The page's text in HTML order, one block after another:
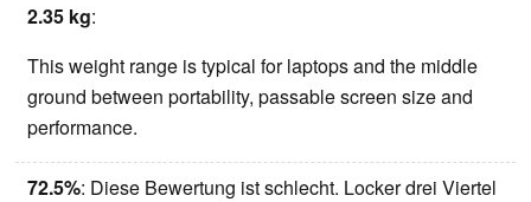
2.35 kg:
This weight range is typical for laptops and the middle
ground between portability, passable screen size and
performance.
72.5%: Diese Bewertung ist schlecht. Locker drei Viertel